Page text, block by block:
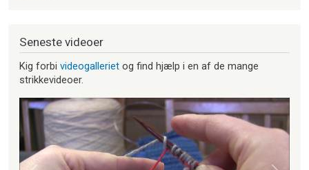
Seneste videoer
Kig forbi videogalleriet og find hjælp i en af de mange
strikkevideoer.